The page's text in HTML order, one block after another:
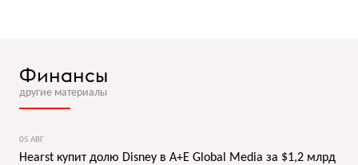
Финансы
другие материалы
05 АВГ
Hearst купит долю Disney в A+E Global Media за $1,2 млрд